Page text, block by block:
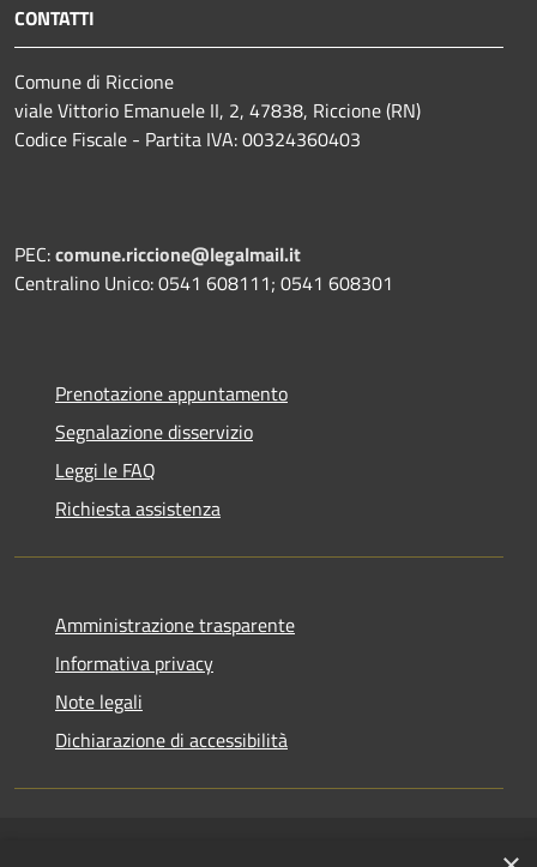
CONTATTI
Comune di Riccione
viale Vittorio Emanuele II, 2, 47838, Riccione (RN)
Codice Fiscale - Partita IVA: 00324360403
PEC:comune.riccione@legalmail.it
Centralino Unico: 0541 608111; 0541 608301
Prenotazione appuntamento
Segnalazione disservizio
Leggi le FAQ
Richiesta assistenza
Amministrazione trasparente
Informativa privacy
Note legali
Dichiarazione di accessibilità
Copyright © 2026 • Comune di